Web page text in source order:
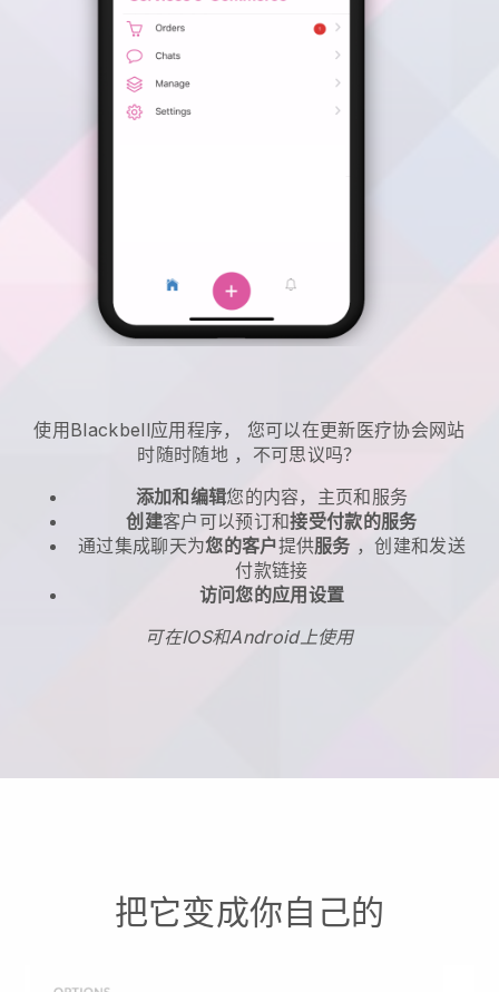
使用 Blackbell应用程序， 您可以在更新医疗协会网站
时随时随地 ，不可思议吗？
添加和编辑您的内容，主页和服务
创建客户可以预订和接受付款的服务
通过集成聊天为您的客户提供服务 ，创建和发送
付款链接
访问您的应用设置
可在IOS和Android上使用
把它变成你自己的